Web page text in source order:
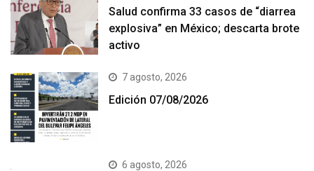
Salud confirma 33 casos de “diarrea
explosiva” en México; descarta brote
activo
7 agosto, 2026
Edición 07/08/2026
6 agosto, 2026